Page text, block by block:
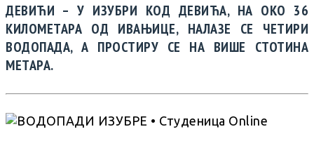
ДЕВИЋИ – У ИЗУБРИ КОД ДЕВИЋА, НА ОКО 36
КИЛОМЕТАРА ОД ИВАЊИЦЕ, НАЛАЗЕ СЕ ЧЕТИРИ
ВОДОПАДА, А ПРОСТИРУ СЕ НА ВИШЕ СТОТИНА
МЕТАРА.